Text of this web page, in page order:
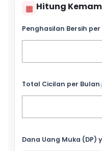
▦ Hitung
Penghasilan Bersih per
Total Cicilan per Bulan
Dana Uang Muka (DP)